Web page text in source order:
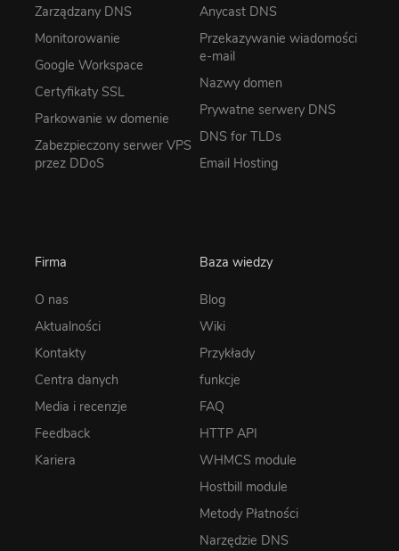
Zarządzany DNS
Monitorowanie
Google Workspace
Certyfikaty SSL
Parkowanie w domenie
Zabezpieczony serwer VPS
przez DDoS
Anycast DNS
Przekazywanie wiadomości
e-mail
Nazwy domen
Prywatne serwery DNS
DNS for TLDs
Email Hosting
Firma
O nas
Aktualności
Kontakty
Centra danych
Media i recenzje
Feedback
Kariera
Baza wiedzy
Blog
Wiki
Przykłady
funkcje
FAQ
HTTP API
WHMCS module
Hostbill module
Metody Płatności
Narzędzie DNS